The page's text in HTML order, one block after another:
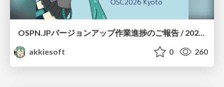
OSPN.JPバージョンアップ作業進捗のご報告 / 20260801-osc26kyoto
akkiesoft
0 260